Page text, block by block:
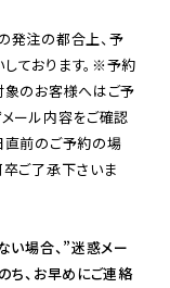
発注の都合上、予
ております。※予約
象のお客様へはご予
ール内容をご確認
直前のご予約の場
卒ご了承下さいま
い場合、”迷惑メー
ち、お早めにご連絡